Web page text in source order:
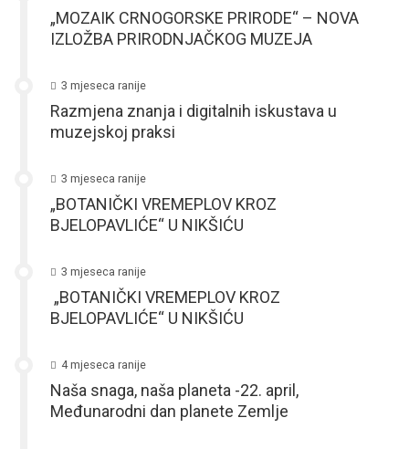
„MOZAIK CRNOGORSKE PRIRODE“ – NOVA
IZLOŽBA PRIRODNJAČKOG MUZEJA
3 mjeseca ranije
Razmjena znanja i digitalnih iskustava u
muzejskoj praksi
3 mjeseca ranije
„BOTANIČKI VREMEPLOV KROZ
BJELOPAVLIĆE“ U NIKŠIĆU
3 mjeseca ranije
„BOTANIČKI VREMEPLOV KROZ
BJELOPAVLIĆE“ U NIKŠIĆU
4 mjeseca ranije
Naša snaga, naša planeta -22. april,
Međunarodni dan planete Zemlje